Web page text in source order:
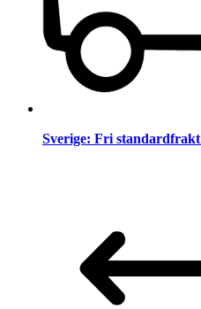
Sverige: Fri standardfrakt